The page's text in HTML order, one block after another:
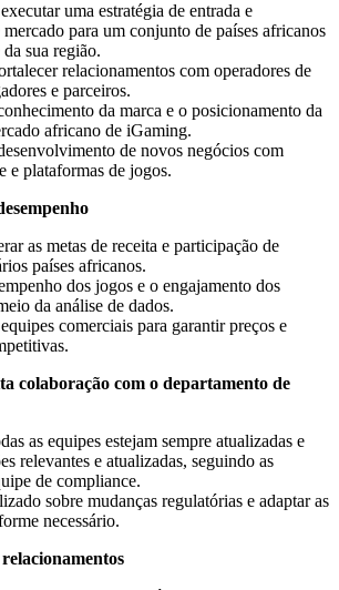
uma estratégia de entrada e
para um conjunto de países africanos
sua região.
relacionamentos com operadores de
e parceiros.
da marca e o posicionamento da
africano de iGaming.
de novos negócios com
e plataformas de jogos.
as metas de receita e participação de
países africanos.
dos jogos e o engajamento dos
da análise de dados.
comerciais para garantir preços e
colaboração com o departamento de
as equipes estejam sempre atualizadas e
relevantes e atualizadas, seguindo as
de compliance.
sobre mudanças regulatórias e adaptar as
necessário.